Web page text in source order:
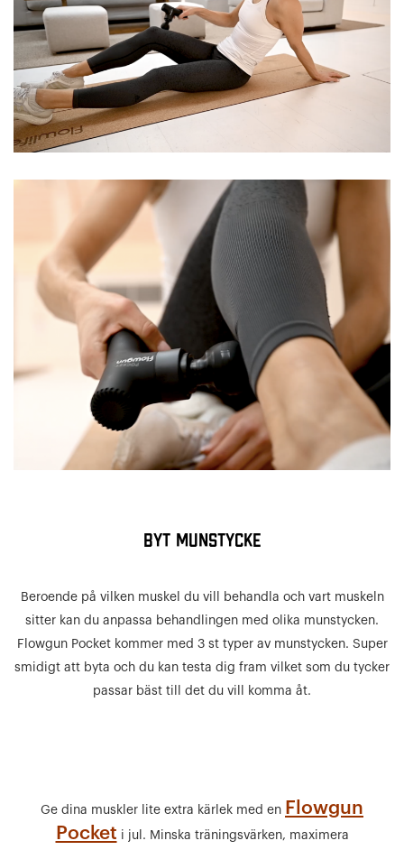
BYT MUNSTYCKE
Beroende på vilken muskel du vill behandla och vart muskeln
sitter kan du anpassa behandlingen med olika munstycken.
Flowgun Pocket kommer med 3 st typer av munstycken. Super
smidigt att byta och du kan testa dig fram vilket som du tycker
passar bäst till det du vill komma åt.
Ge dina muskler lite extra kärlek med en Flowgun
Pocket i jul. Minska träningsvärken, maximera